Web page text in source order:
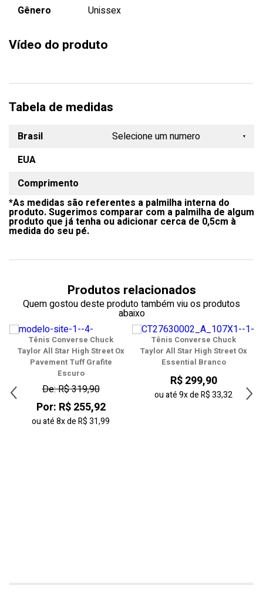
Gênero Unissex
Vídeo do produto
Tabela de medidas
Brasil
EUA
Comprimento
*As medidas são referentes a palmilha interna do
produto. Sugerimos comparar com a palmilha de algum
produto que já tenha ou adicionar cerca de 0,5cm à
medida do seu pé.
Selecione um numero
35
39
41
Produtos relacionados
Quem gostou deste produto também viu os produtos
abaixo
Tênis Converse Chuck
Taylor All Star High Street Ox
Pavement Tuff Grafite
Escuro
De: R$ 319,90
Por: R$ 255,92
ou até8xdeR$ 31,99
Tênis Converse Chuck
Taylor All Star High Street Ox
Essential Branco
R$ 299,90
ou até9xdeR$ 33,32